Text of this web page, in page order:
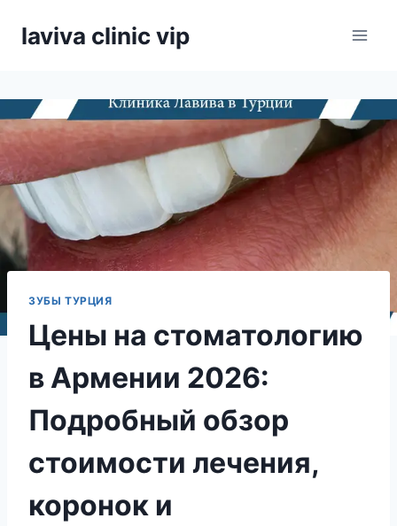
laviva clinic vip
ЗУБЫ ТУРЦИЯ
Цены на стоматологию
в Армении 2026:
Подробный обзор
стоимости лечения,
коронок и